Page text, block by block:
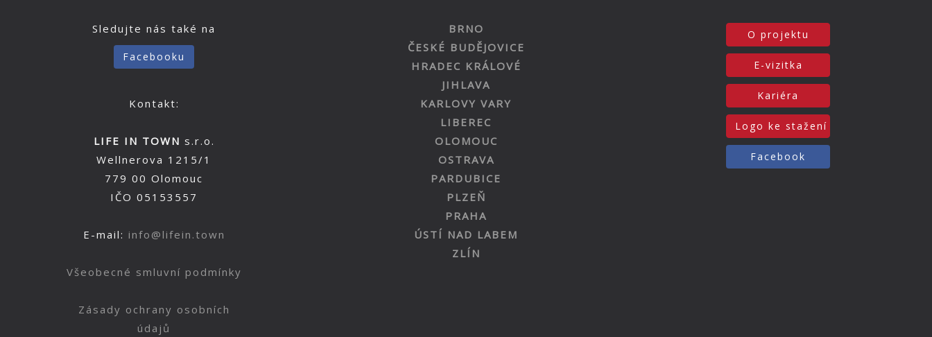
Sledujte nás také na
Facebooku
Kontakt:
LIFE IN TOWN s.r.o.
Wellnerova 1215/1
779 00 Olomouc
IČO 05153557
E-mail: info@lifein.town
Všeobecné smluvní podmínky
Zásady ochrany osobních
údajů
BRNO
ČESKÉ BUDĚJOVICE
HRADEC KRÁLOVÉ
JIHLAVA
KARLOVY VARY
LIBEREC
OLOMOUC
OSTRAVA
PARDUBICE
PLZEŇ
PRAHA
ÚSTÍ NAD LABEM
ZLÍN
O projektu
E-vizitka
Kariéra
Logo ke stažení
Facebook